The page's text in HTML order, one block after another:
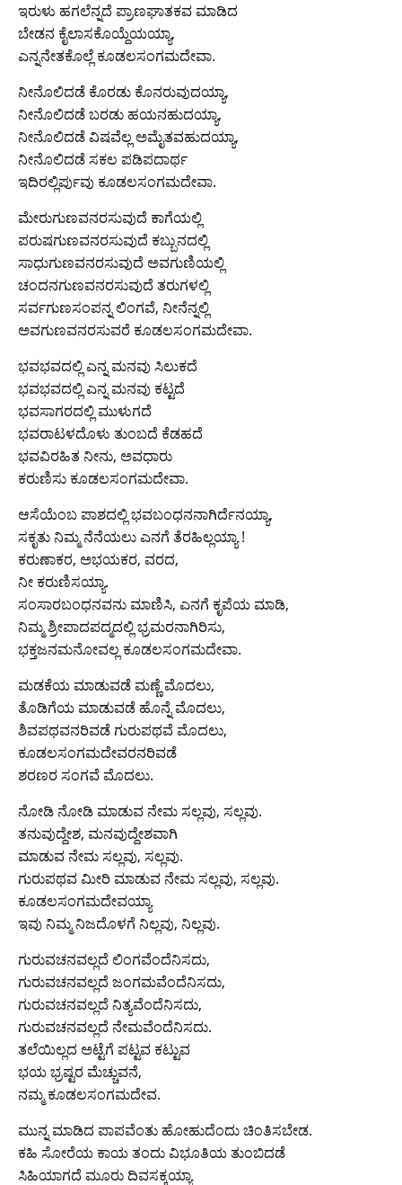
ಇರುಳು ಹಗಲೆನ್ನದೆ ಪ್ರಾಣಘಾತಕವ ಮಾಡಿದ
ಬೇಡನ ಕೈಲಾಸಕೊಯ್ದೆಯಯ್ಯಾ,
ಎನ್ನನೇತಕೊಲ್ಲೆ ಕೂಡಲಸಂಗಮದೇವಾ.
ನೀನೊಲಿದಡೆ ಕೊರಡು ಕೊನರುವುದಯ್ಯಾ,
ನೀನೊಲಿದಡೆ ಬರಡು ಹಯನಹುದಯ್ಯಾ,
ನೀನೊಲಿದಡೆ ವಿಷವೆಲ್ಲ ಅಮೈತವಹುದಯ್ಯಾ,
ನೀನೊಲಿದಡೆ ಸಕಲ ಪಡಿಪದಾರ್ಥ
ಇದಿರಲ್ಲಿರ್ಪುವು ಕೂಡಲಸಂಗಮದೇವಾ.
ಮೇರುಗುಣವನರಸುವುದೆ ಕಾಗೆಯಲ್ಲಿ
ಪರುಷಗುಣವನರಸುವುದೆ ಕಬ್ಬುನದಲ್ಲಿ
ಸಾಧುಗುಣವನರಸುವುದೆ ಅವಗುಣಿಯಲ್ಲಿ
ಚಂದನಗುಣವನರಸುವುದೆ ತರುಗಳಲ್ಲಿ
ಸರ್ವಗುಣಸಂಪನ್ನ ಲಿಂಗವೆ, ನೀನೆನ್ನಲ್ಲಿ
ಅವಗುಣವನರಸುವರೆ ಕೂಡಲಸಂಗಮದೇವಾ.
ಭವಭವದಲ್ಲಿ ಎನ್ನ ಮನವು ಸಿಲುಕದೆ
ಭವಭವದಲ್ಲಿ ಎನ್ನ ಮನವು ಕಟ್ಟದೆ
ಭವಸಾಗರದಲ್ಲಿ ಮುಳುಗದೆ
ಭವರಾಟಳದೊಳು ತುಂಬದೆ ಕೆಡಹದೆ
ಭವವಿರಹಿತ ನೀನು, ಅವಧಾರು
ಕರುಣಿಸು ಕೂಡಲಸಂಗಮದೇವಾ.
ಆಸೆಯೆಂಬ ಪಾಶದಲ್ಲಿ ಭವಬಂಧನನಾಗಿರ್ದೆನಯ್ಯಾ,
ಸಕೃತು ನಿಮ್ಮ ನೆನೆಯಲು ಎನಗೆ ತೆರಹಿಲ್ಲಯ್ಯಾ !
ಕರುಣಾಕರ, ಅಭಯಕರ, ವರದ,
ನೀ ಕರುಣಿಸಯ್ಯಾ.
ಸಂಸಾರಬಂಧನವನು ಮಾಣಿಸಿ, ಎನಗೆ ಕೃಪೆಯ ಮಾಡಿ,
ನಿಮ್ಮ ಶ್ರೀಪಾದಪದ್ಮದಲ್ಲಿ ಭ್ರಮರನಾಗಿರಿಸು,
ಭಕ್ತಜನಮನೋವಲ್ಲ ಕೂಡಲಸಂಗಮದೇವಾ.
ಮಡಕೆಯ ಮಾಡುವಡೆ ಮಣ್ಣೆ ಮೊದಲು,
ತೊಡಿಗೆಯ ಮಾಡುವಡೆ ಹೊನ್ನೆ ಮೊದಲು,
ಶಿವಪಥವನರಿವಡೆ ಗುರುಪಥವೆ ಮೊದಲು,
ಕೂಡಲಸಂಗಮದೇವರನರಿವಡೆ
ಶರಣರ ಸಂಗವೆ ಮೊದಲು.
ನೋಡಿ ನೋಡಿ ಮಾಡುವ ನೇಮ ಸಲ್ಲವು, ಸಲ್ಲವು.
ತನುವುದ್ದೇಶ, ಮನವುದ್ದೇಶವಾಗಿ
ಮಾಡುವ ನೇಮ ಸಲ್ಲವು, ಸಲ್ಲವು.
ಗುರುಪಥವ ಮೀರಿ ಮಾಡುವ ನೇಮ ಸಲ್ಲವು, ಸಲ್ಲವು.
ಕೂಡಲಸಂಗಮದೇವಯ್ಯಾ
ಇವು ನಿಮ್ಮ ನಿಜದೊಳಗೆ ನಿಲ್ಲವು, ನಿಲ್ಲವು.
ಗುರುವಚನವಲ್ಲದೆ ಲಿಂಗವೆಂದೆನಿಸದು,
ಗುರುವಚನವಲ್ಲದೆ ಜಂಗಮವೆಂದೆನಿಸದು,
ಗುರುವಚನವಲ್ಲದೆ ನಿತ್ಯವೆಂದೆನಿಸದು,
ಗುರುವಚನವಲ್ಲದೆ ನೇಮವೆಂದೆನಿಸದು.
ತಲೆಯಿಲ್ಲದ ಅಟ್ಟೆಗೆ ಪಟ್ಟವ ಕಟ್ಟುವ
ಭಯ ಭ್ರಷ್ಟರ ಮೆಚ್ಚುವನೆ,
ನಮ್ಮ ಕೂಡಲಸಂಗಮದೇವ.
ಮುನ್ನ ಮಾಡಿದ ಪಾಪವೆಂತು ಹೋಹುದೆಂದು ಚಿಂತಿಸಬೇಡ.
ಕಹಿ ಸೋರೆಯ ಕಾಯ ತಂದು ವಿಭೂತಿಯ ತುಂಬಿದಡೆ
ಸಿಹಿಯಾಗದೆ ಮೂರು ದಿವಸಕ್ಕಯ್ಯಾ